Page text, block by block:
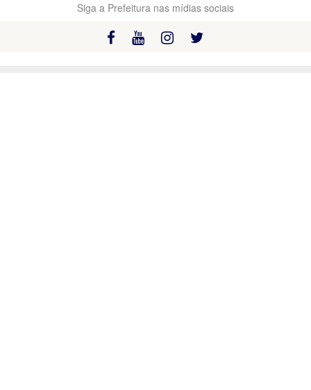
Siga a Prefeitura nas mídias sociais